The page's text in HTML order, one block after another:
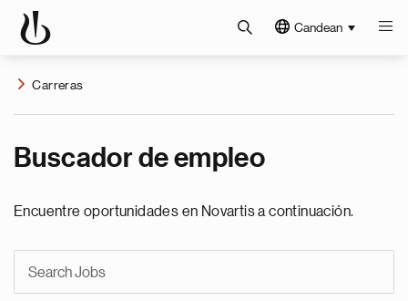
Candean
Carreras
Buscador de empleo
Encuentre oportunidades en Novartis a continuación.